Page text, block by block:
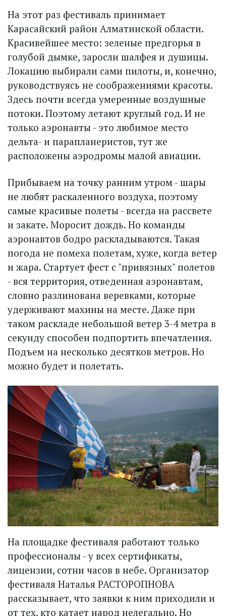
На этот раз фестиваль принимает
Карасайский район Алматинской области.
Красивейшее место: зеленые предгорья в
голубой дымке, заросли шалфея и душицы.
Локацию выбирали сами пилоты, и, конечно,
руководствуясь не соображениями красоты.
Здесь почти всегда умеренные воздушные
потоки. Поэтому летают круглый год. И не
только аэронавты - это любимое место
дельта- и парапланеристов, тут же
расположены аэродромы малой авиации.
Прибываем на точку ранним утром - шары
не любят раскаленного воздуха, поэтому
самые красивые полеты - всегда на рассвете
и закате. Моросит дождь. Но команды
аэронавтов бодро раскладываются. Такая
погода не помеха полетам, хуже, когда ветер
и жара. Стартует фест с "привязных" полетов
- вся территория, отведенная аэронавтам,
словно разлинована веревками, которые
удерживают махины на месте. Даже при
таком раскладе небольшой ветер 3-4 метра в
секунду способен подпортить впечатления.
Подъем на несколько десятков метров. Но
можно будет и полетать.
На площадке фестиваля работают только
профессионалы - у всех сертификаты,
лицензии, сотни часов в небе. Организатор
фестиваля Наталья РАСТОРОПНОВА
рассказывает, что заявки к ним приходили и
от тех, кто катает народ нелегально. Но